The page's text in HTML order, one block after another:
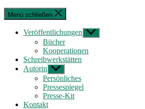
Menü schließen
Veröffentlichungen Untermenü
anzeigen
Bücher
Kooperationen
Schreibwerkstätten
Autorin Untermenü
anzeigen
Persönliches
Pressespiegel
Presse-Kit
Kontakt